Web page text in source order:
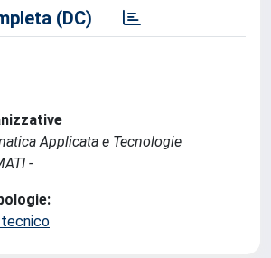
(DC)
Applicata e Tecnologie
-